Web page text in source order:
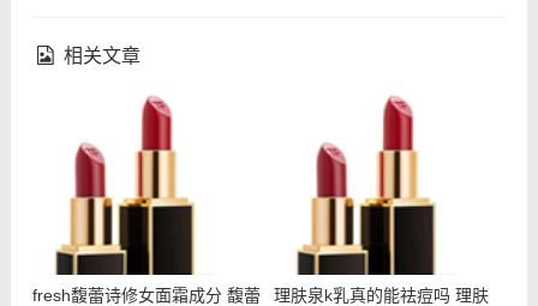
相关文章
fresh馥蕾诗修女面霜成分
fresh馥蕾诗修女面霜成分 馥蕾
理肤泉k乳真的能祛痘吗 理
理肤泉k乳真的能祛痘吗 理肤